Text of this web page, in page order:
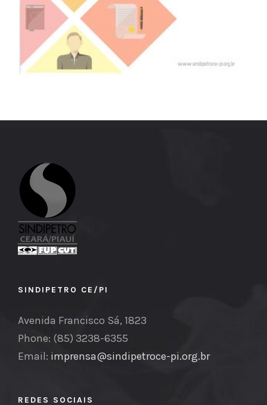
SINDIPETRO CE/PI
Avenida Francisco Sá, 1823
Phone: (85) 3238-6355
Email: imprensa@sindipetroce-pi.org.br
REDES SOCIAIS